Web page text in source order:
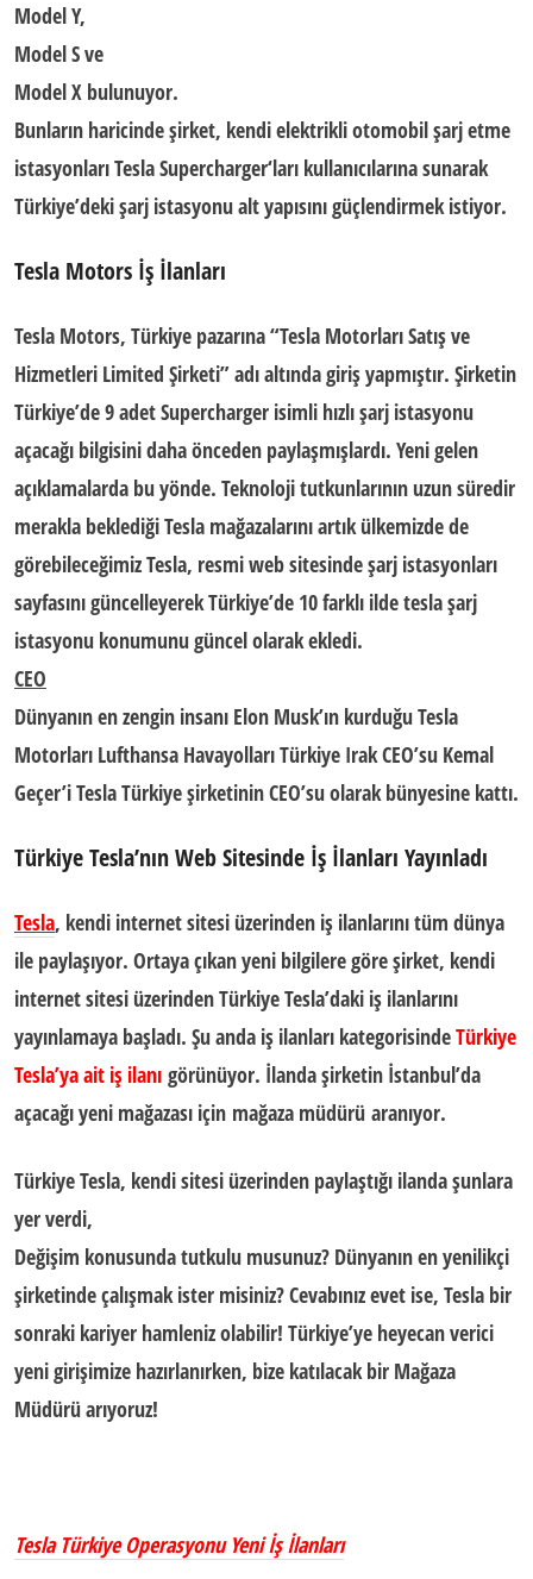
Model Y,
Model S ve
Model X bulunuyor.
Bunların haricinde şirket, kendi elektrikli otomobil şarj etme
istasyonlarıTesla Supercharger‘ları kullanıcılarına sunarak
Türkiye’deki şarj istasyonu alt yapısını güçlendirmek istiyor.
Tesla Motors İş İlanları
Tesla Motors, Türkiye pazarına “Tesla Motorları Satış ve
Hizmetleri Limited Şirketi” adı altında giriş yapmıştır. Şirketin
Türkiye’de 9 adetSupercharger isimli hızlı şarj istasyonu
açacağı bilgisini daha önceden paylaşmışlardı. Yeni gelen
açıklamalarda bu yönde. Teknoloji tutkunlarının uzun süredir
merakla beklediği Tesla mağazalarını artık ülkemizde de
görebileceğimiz Tesla, resmi web sitesinde şarj istasyonları
sayfasını güncelleyerek Türkiye’de 10 farklı ildetesla şarj
istasyonu konumunu güncel olarak ekledi.
CEO
Dünyanın en zengin insanı Elon Musk’ın kurduğu Tesla
Motorları Lufthansa Havayolları Türkiye Irak CEO’su Kemal
Geçer’i Tesla Türkiye şirketinin CEO’su olarak bünyesine kattı.
Türkiye Tesla’nın Web Sitesinde İş İlanları Yayınladı
Tesla, kendi internet sitesi üzerinden iş ilanlarını tüm dünya
ile paylaşıyor. Ortaya çıkan yeni bilgilere göre şirket, kendi
internet sitesi üzerinden Türkiye Tesla’daki iş ilanlarını
yayınlamaya başladı. Şu anda iş ilanları kategorisindeTürkiye
Tesla’ya ait iş ilanı görünüyor. İlanda şirketin İstanbul’da
açacağı yeni mağazası için mağaza müdürü aranıyor.
Türkiye Tesla, kendi sitesi üzerinden paylaştığı ilanda şunlara
yer verdi,
Değişim konusunda tutkulu musunuz? Dünyanın en yenilikçi
şirketinde çalışmak ister misiniz? Cevabınız evet ise, Tesla bir
sonraki kariyer hamleniz olabilir! Türkiye’ye heyecan verici
yeni girişimize hazırlanırken, bize katılacak bir Mağaza
Müdürü arıyoruz!
Tesla Türkiye Operasyonu Yeni İş İlanları